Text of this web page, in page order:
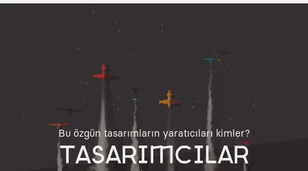
Bu özgün tasarımların yaratıcıları kimler?
TASARIMCILAR